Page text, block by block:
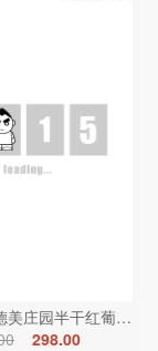
庄园半干红葡萄酒
298.00